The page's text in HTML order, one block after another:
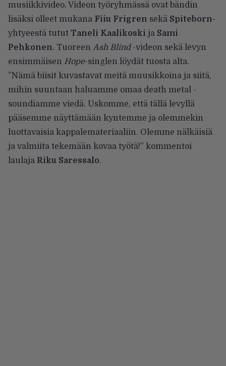
musiikkivideo. Videon työryhmässä ovat bändin
lisäksi olleet mukana Fiiu Frigren sekä Spiteborn-
yhtyeestä tutut Taneli Kaalikoski ja Sami
Pehkonen. Tuoreen Ash Blind-videon sekä levyn
ensimmäisen Hope-singlen löydät tuosta alta.
”Nämä biisit kuvastavat meitä muusikkoina ja siitä,
mihin suuntaan haluamme omaa death metal -
soundiamme viedä. Uskomme, että tällä levyllä
pääsemme näyttämään kyntemme ja olemmekin
luottavaisia kappalemateriaaliin. Olemme nälkäisiä
ja valmiita tekemään kovaa työtä!” kommentoi
laulaja Riku Saressalo.